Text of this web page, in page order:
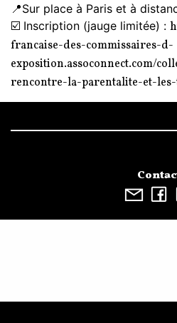
📍Sur place à Paris et à
☑️ Inscription (jauge limitée) :
francaise-des-commissaires-d-
exposition.assoconnect.com/
rencontre-la-parentalite-et-